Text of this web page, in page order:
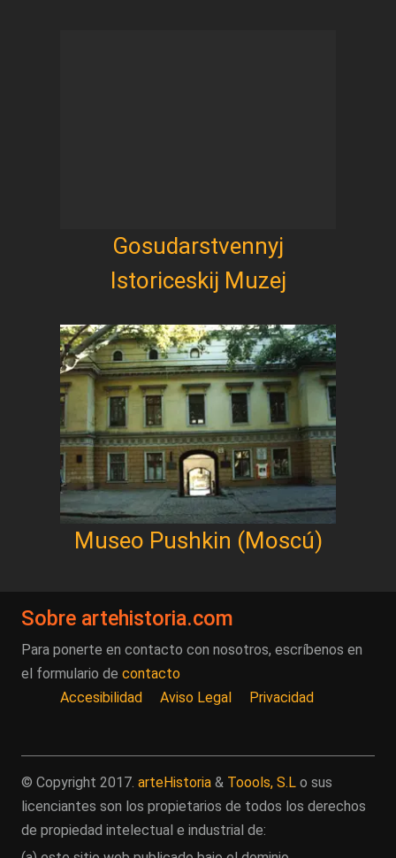
Gosudarstvennyj
Istoriceskij Muzej
Museo Pushkin (Moscú)
Sobre artehistoria.com
Para ponerte en contacto con nosotros, escríbenos en
el formulario de contacto
Accesibilidad
Aviso Legal Privacidad
© Copyright 2017. arteHistoria & Toools, S.L o sus
licenciantes son los propietarios de todos los derechos
de propiedad intelectual e industrial de: